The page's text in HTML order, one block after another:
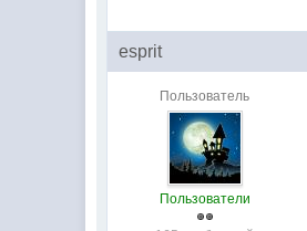
esprit
Пользователь
Пользователи